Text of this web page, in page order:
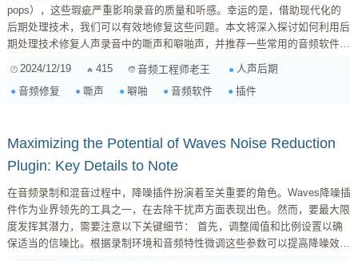
pops），这些瑕疵严重影响录音的质量和听感。幸运的是，借助现代化的
后期处理技术，我们可以有效地修复这些问题。本文将深入探讨如何利用后
期处理技术修复人声录音中的嘶声和噼啪声，并推荐一些常用的音频软件和
强引起。处理嘶声的方法有很多，最常用的方法是使用De-esser插件。De-
2024/12/19 415 音频工程师老王
人声后期
音频修复
嘶声 噼啪 音频软件 插件
Maximizing the Potential of Waves Noise Reduction
Plugin: Key Details to Note
在音频录制和混音过程中，降噪插件扮演着至关重要的角色。Waves降噪插
件作为业界领先的工具之一，在去除干扰声方面表现出色。然而，要最大限
度发挥其潜力，需要注意以下关键细节： 首先，调整阈值和比例设置以确
保适当的信噪比。根据录制环境和音频特性微调这些参数可以提高降噪效